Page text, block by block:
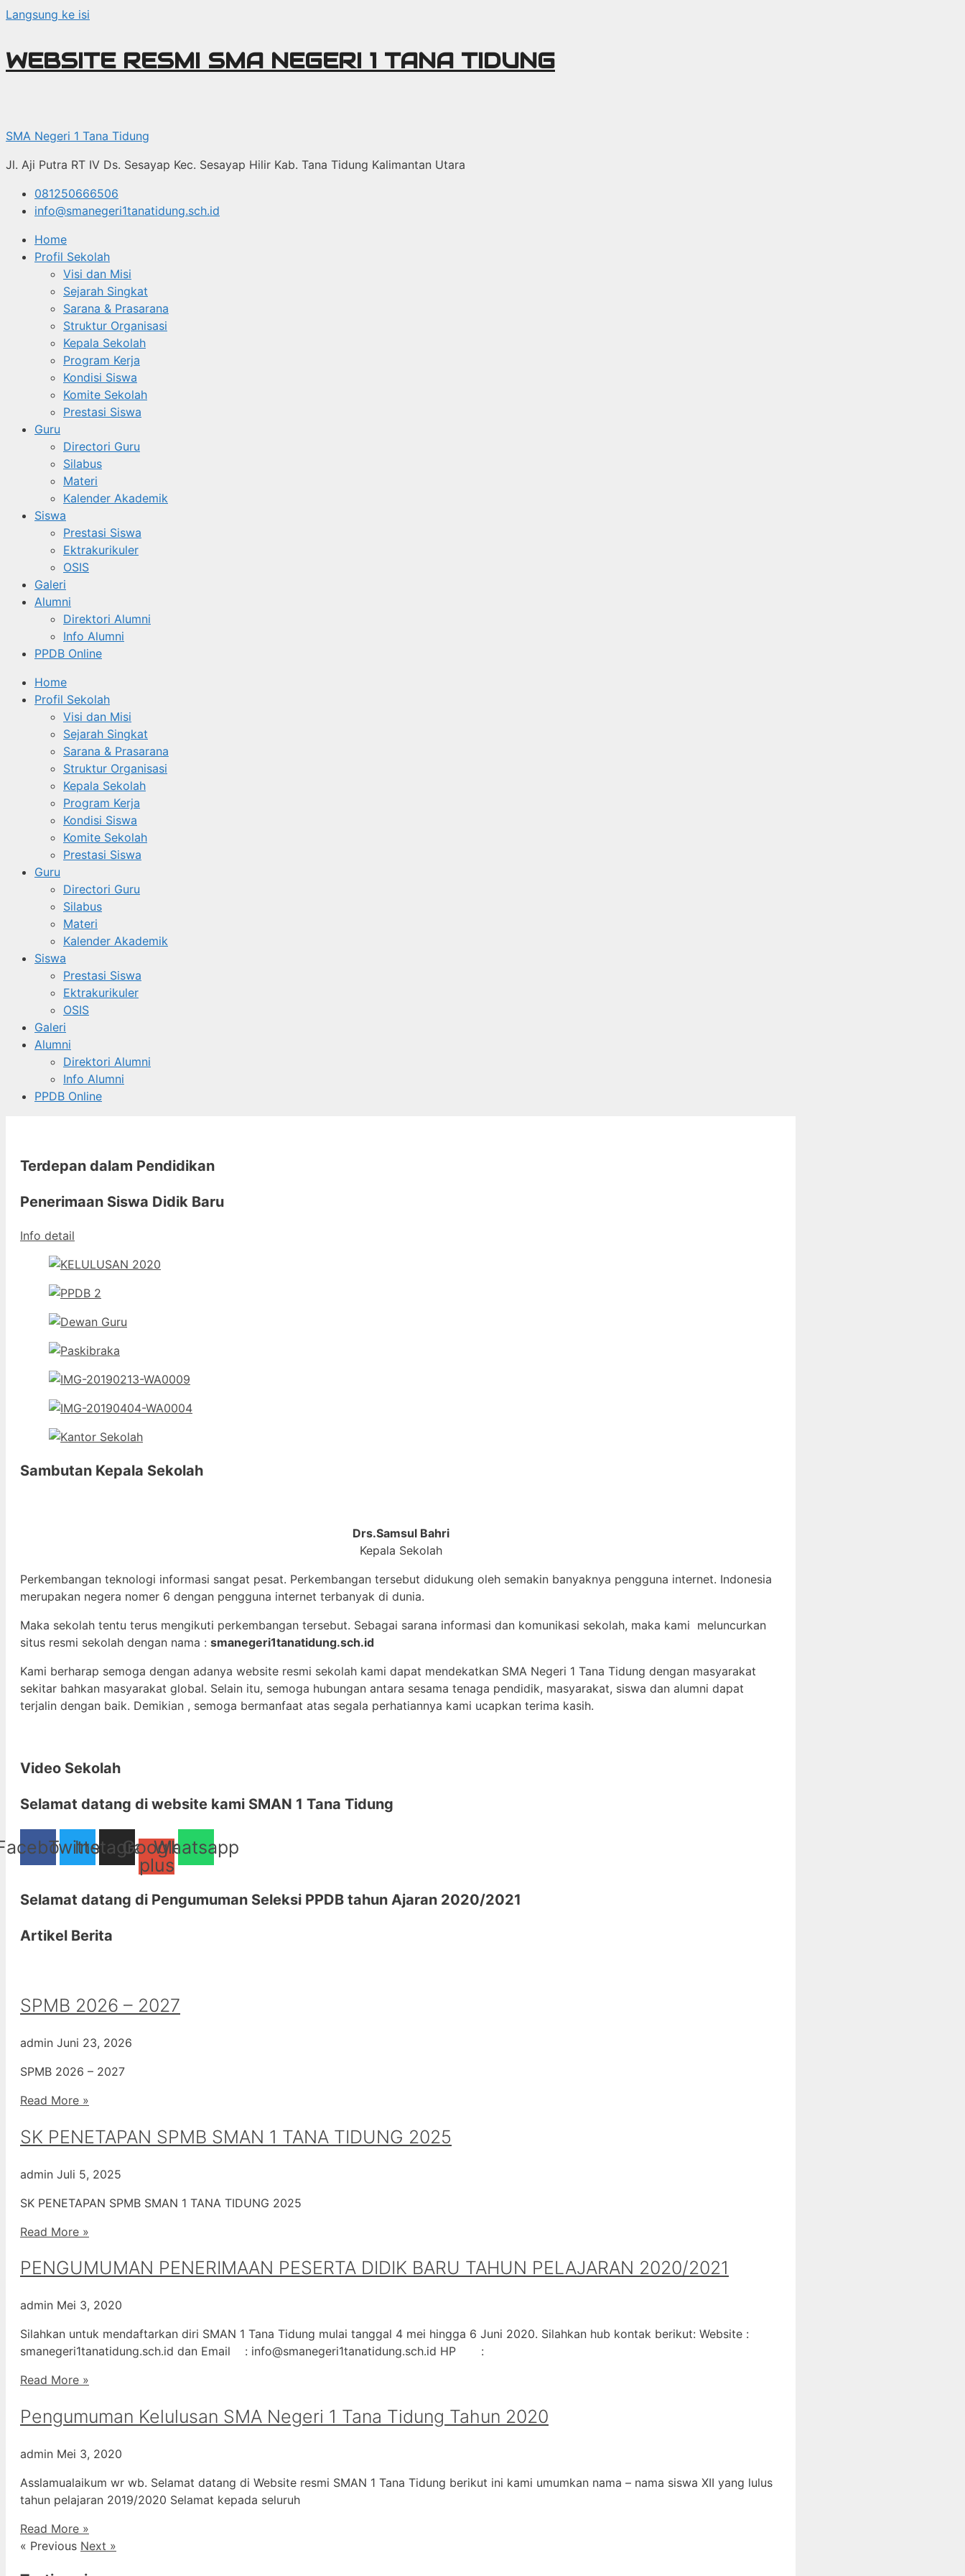
Langsung ke isi
WEBSITE RESMI SMA NEGERI 1 TANA TIDUNG
SMA Negeri 1 Tana Tidung
Jl. Aji Putra RT IV Ds. Sesayap Kec. Sesayap Hilir Kab. Tana Tidung Kalimantan Utara
081250666506
info@smanegeri1tanatidung.sch.id
Home
Profil Sekolah
Visi dan Misi
Sejarah Singkat
Sarana & Prasarana
Struktur Organisasi
Kepala Sekolah
Program Kerja
Kondisi Siswa
Komite Sekolah
Prestasi Siswa
Guru
Directori Guru
Silabus
Materi
Kalender Akademik
Siswa
Prestasi Siswa
Ektrakurikuler
OSIS
Galeri
Alumni
Direktori Alumni
Info Alumni
PPDB Online
Home
Profil Sekolah
Visi dan Misi
Sejarah Singkat
Sarana & Prasarana
Struktur Organisasi
Kepala Sekolah
Program Kerja
Kondisi Siswa
Komite Sekolah
Prestasi Siswa
Guru
Directori Guru
Silabus
Materi
Kalender Akademik
Siswa
Prestasi Siswa
Ektrakurikuler
OSIS
Galeri
Alumni
Direktori Alumni
Info Alumni
PPDB Online
Terdepan dalam Pendidikan
Penerimaan Siswa Didik Baru
Info detail
Sambutan Kepala Sekolah
Drs.Samsul Bahri
Kepala Sekolah
Perkembangan teknologi informasi sangat pesat. Perkembangan tersebut didukung oleh semakin banyaknya pengguna internet. Indonesia
merupakan negera nomer 6 dengan pengguna internet terbanyak di dunia.
Maka sekolah tentu terus mengikuti perkembangan tersebut. Sebagai sarana informasi dan komunikasi sekolah, maka kami meluncurkan
situs resmi sekolah dengan nama : smanegeri1tanatidung.sch.id
Kami berharap semoga dengan adanya website resmi sekolah kami dapat mendekatkan SMA Negeri 1 Tana Tidung dengan masyarakat
sekitar bahkan masyarakat global. Selain itu, semoga hubungan antara sesama tenaga pendidik, masyarakat, siswa dan alumni dapat
terjalin dengan baik. Demikian , semoga bermanfaat atas segala perhatiannya kami ucapkan terima kasih.
Video Sekolah
Selamat datang di website kami SMAN 1 Tana Tidung
Twitter
Instagram
Google-
plus
Whatsapp
Selamat datang di Pengumuman Seleksi PPDB tahun Ajaran 2020/2021
Artikel Berita
SPMB 2026 – 2027
admin Juni 23, 2026
SPMB 2026 – 2027
Read More »
SK PENETAPAN SPMB SMAN 1 TANA TIDUNG 2025
admin Juli 5, 2025
SK PENETAPAN SPMB SMAN 1 TANA TIDUNG 2025
Read More »
PENGUMUMAN PENERIMAAN PESERTA DIDIK BARU TAHUN PELAJARAN 2020/2021
admin Mei 3, 2020
Silahkan untuk mendaftarkan diri SMAN 1 Tana Tidung mulai tanggal 4 mei hingga 6 Juni 2020. Silahkan hub kontak berikut: Website :
smanegeri1tanatidung.sch.id dan Email : info@smanegeri1tanatidung.sch.id HP :
Read More »
Pengumuman Kelulusan SMA Negeri 1 Tana Tidung Tahun 2020
admin Mei 3, 2020
Asslamualaikum wr wb. Selamat datang di Website resmi SMAN 1 Tana Tidung berikut ini kami umumkan nama – nama siswa XII yang lulus
tahun pelajaran 2019/2020 Selamat kepada seluruh
Read More »
« Previous Next »